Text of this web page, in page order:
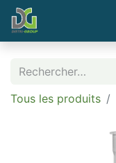
Tous les produits